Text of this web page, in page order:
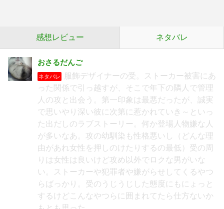
感想レビュー ネタバレ
おさるだんご
ネタバレ
服飾デザイナーの受。ストーカー被害にあ
った関係で引っ越すが、そこで年下の隣人で管理
人の攻と出会う。第一印象は最悪だったが、誠実
で思いやり深い彼に次第に惹かれていき～といっ
た出だしのラブストーリー。何か登場人物嫌な人
が多いなあ。攻の幼馴染も性格悪いし（どんな理
由があれ女性を押しのけたりするの最低）受の周
りは女性は良いけど攻め以外でロクな男がいな
い。ストーカーや犯罪者や嫌がらせしてくるやつ
らばっかり。受のうじうじした態度にもにょっと
するけどこんなやつらに囲まれてたら仕方ないか